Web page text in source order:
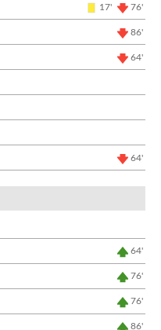
17' 76'
86'
64'
64'
64'
76'
76'
86'